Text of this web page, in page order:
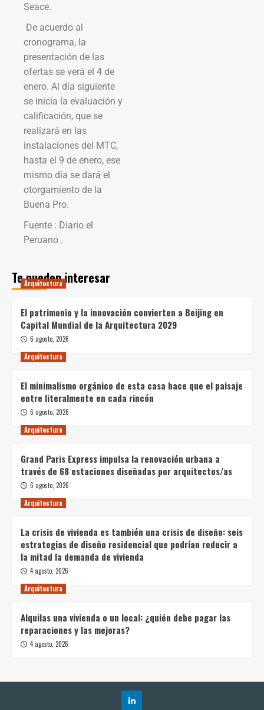
Seace.
De acuerdo al
cronograma, la
presentación de las
ofertas se verá el 4 de
enero. Al día siguiente
se inicia la evaluación y
calificación, que se
realizará en las
instalaciones del MTC,
hasta el 9 de enero, ese
mismo día se dará el
otorgamiento de la
Buena Pro.
Fuente : Diario el
Peruano .
Te pueden interesar
Arquitectura
El patrimonio y la innovación convierten a Beijing en
Capital Mundial de la Arquitectura 2029
6 agosto, 2026
Arquitectura
El minimalismo orgánico de esta casa hace que el paisaje
entre literalmente en cada rincón
6 agosto, 2026
Arquitectura
Grand Paris Express impulsa la renovación urbana a
través de 68 estaciones diseñadas por arquitectos/as
6 agosto, 2026
Arquitectura
La crisis de vivienda es también una crisis de diseño: seis
estrategias de diseño residencial que podrían reducir a
la mitad la demanda de vivienda
4 agosto, 2026
Arquitectura
Alquilas una vivienda o un local: ¿quién debe pagar las
reparaciones y las mejoras?
4 agosto, 2026